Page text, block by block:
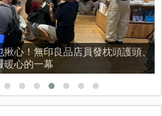
揪心！無印良品店員發枕頭護頭、
暖心的一幕